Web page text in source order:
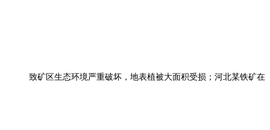
致矿区生态环境严重破坏，地表植被大面积受损；河北某铁矿在